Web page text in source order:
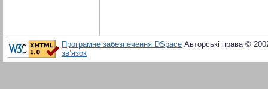
Програмне забезпечення DSpace Авторські права ©
зв’язок